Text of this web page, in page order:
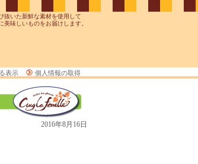
抜いた新鮮な素材を使用して
美味しいものをお届けします。
表示 個人情報の取得
2016年8月16日